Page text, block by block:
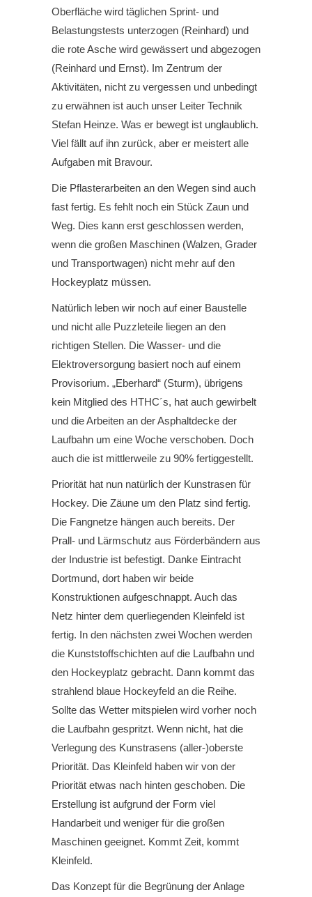
Oberfläche wird täglichen Sprint- und
Belastungstests unterzogen (Reinhard) und
die rote Asche wird gewässert und abgezogen
(Reinhard und Ernst). Im Zentrum der
Aktivitäten, nicht zu vergessen und unbedingt
zu erwähnen ist auch unser Leiter Technik
Stefan Heinze. Was er bewegt ist unglaublich.
Viel fällt auf ihn zurück, aber er meistert alle
Aufgaben mit Bravour.
Die Pflasterarbeiten an den Wegen sind auch
fast fertig. Es fehlt noch ein Stück Zaun und
Weg. Dies kann erst geschlossen werden,
wenn die großen Maschinen (Walzen, Grader
und Transportwagen) nicht mehr auf den
Hockeyplatz müssen.
Natürlich leben wir noch auf einer Baustelle
und nicht alle Puzzleteile liegen an den
richtigen Stellen. Die Wasser- und die
Elektroversorgung basiert noch auf einem
Provisorium. „Eberhard“ (Sturm), übrigens
kein Mitglied des HTHC´s, hat auch gewirbelt
und die Arbeiten an der Asphaltdecke der
Laufbahn um eine Woche verschoben. Doch
auch die ist mittlerweile zu 90% fertiggestellt.
Priorität hat nun natürlich der Kunstrasen für
Hockey. Die Zäune um den Platz sind fertig.
Die Fangnetze hängen auch bereits. Der
Prall- und Lärmschutz aus Förderbändern aus
der Industrie ist befestigt. Danke Eintracht
Dortmund, dort haben wir beide
Konstruktionen aufgeschnappt. Auch das
Netz hinter dem querliegenden Kleinfeld ist
fertig. In den nächsten zwei Wochen werden
die Kunststoffschichten auf die Laufbahn und
den Hockeyplatz gebracht. Dann kommt das
strahlend blaue Hockeyfeld an die Reihe.
Sollte das Wetter mitspielen wird vorher noch
die Laufbahn gespritzt. Wenn nicht, hat die
Verlegung des Kunstrasens (aller-)oberste
Priorität. Das Kleinfeld haben wir von der
Priorität etwas nach hinten geschoben. Die
Erstellung ist aufgrund der Form viel
Handarbeit und weniger für die großen
Maschinen geeignet. Kommt Zeit, kommt
Kleinfeld.
Das Konzept für die Begrünung der Anlage